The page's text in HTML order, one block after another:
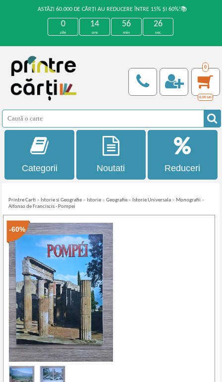
ASTĂZI 60.000 DE CĂRȚI AU REDUCERE ÎNTRE 15% ȘI 60%!📚
0
zile
14
ore
56
min
26
sec
0
0,00 Lei
Categorii Noutati Reduceri
Printre Carti » Istorie si Geografie » Istorie »Geografie » Istorie Universala » Monografii »
Alfonso de Franciscis - Pompei
-60%